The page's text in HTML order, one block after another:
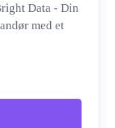
Data - Din
med et